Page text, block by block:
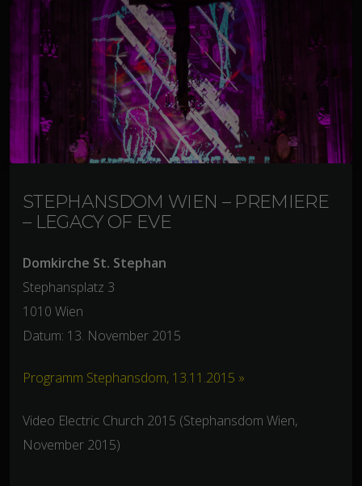
STEPHANSDOM WIEN – PREMIERE
– LEGACY OF EVE
Domkirche St. Stephan
Stephansplatz 3
1010 Wien
Datum: 13. November 2015
Programm Stephansdom, 13.11.2015 »
Video Electric Church 2015 (Stephansdom Wien,
November 2015)